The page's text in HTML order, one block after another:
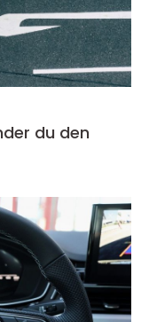
du den